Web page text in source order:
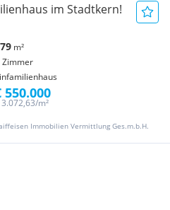
im Stadtkern!
m²
Zimmer
Immobilien Vermittlung Ges.m.b.H.
m²
550.000